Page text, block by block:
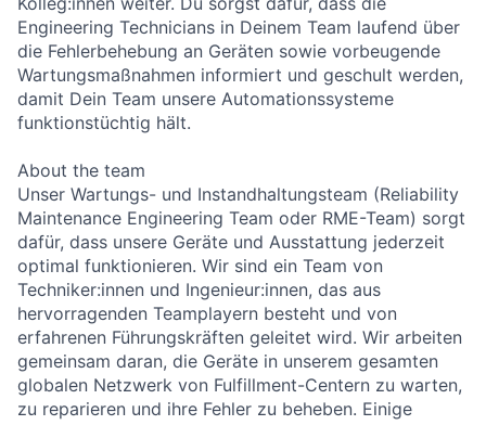
Engineering Technicians in Deinem Team laufend über
die Fehlerbehebung an Geräten sowie vorbeugende
Wartungsmaßnahmen informiert und geschult werden,
damit Dein Team unsere Automationssysteme
funktionstüchtig hält.
About the team
Unser Wartungs- und Instandhaltungsteam (Reliability
Maintenance Engineering Team oder RME-Team) sorgt
dafür, dass unsere Geräte und Ausstattung jederzeit
optimal funktionieren. Wir sind ein Team von
Techniker:innen und Ingenieur:innen, das aus
hervorragenden Teamplayern besteht und von
erfahrenen Führungskräften geleitet wird. Wir arbeiten
gemeinsam daran, die Geräte in unserem gesamten
globalen Netzwerk von Fulfillment-Centern zu warten,
zu reparieren und ihre Fehler zu beheben. Einige